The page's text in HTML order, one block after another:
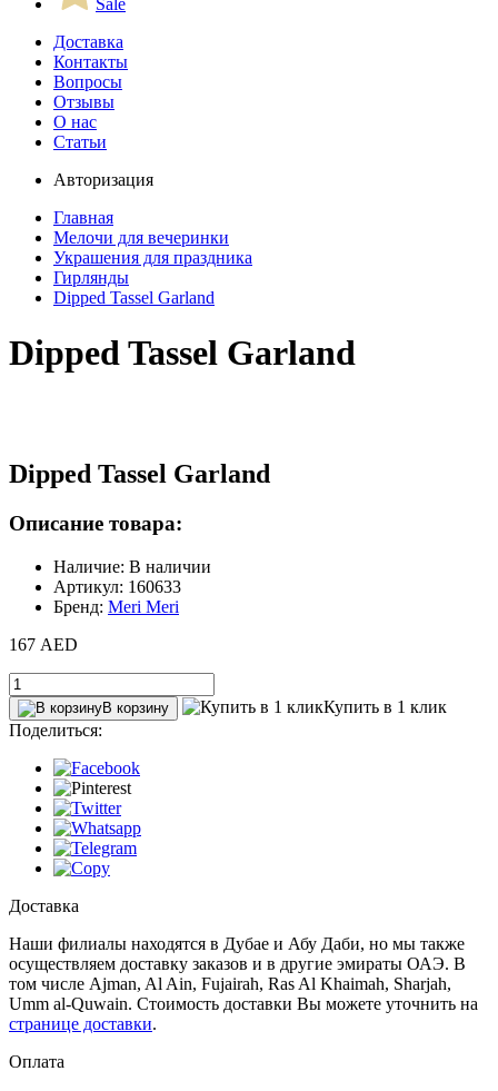
Sale
Доставка
Контакты
Вопросы
Отзывы
О нас
Статьи
Авторизация
Главная
Мелочи для вечеринки
Украшения для праздника
Гирлянды
Dipped Tassel Garland
Dipped Tassel Garland
Dipped Tassel Garland
Описание товара:
Наличие: В наличии
Артикул: 160633
Бренд: Meri Meri
167 AED
В корзину
Купить в 1 клик
Поделиться:
Доставка
Наши филиалы находятся в Дубае и Абу Даби, но мы также
осуществляем доставку заказов и в другие эмираты ОАЭ. В
том числе Ajman, Al Ain‎, Fujairah, Ras Al Khaimah, Sharjah,
Umm al-Quwain. Стоимость доставки Вы можете уточнить на
странице доставки.
Оплата